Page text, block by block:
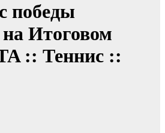
победы
на Итоговом
:: Теннис ::